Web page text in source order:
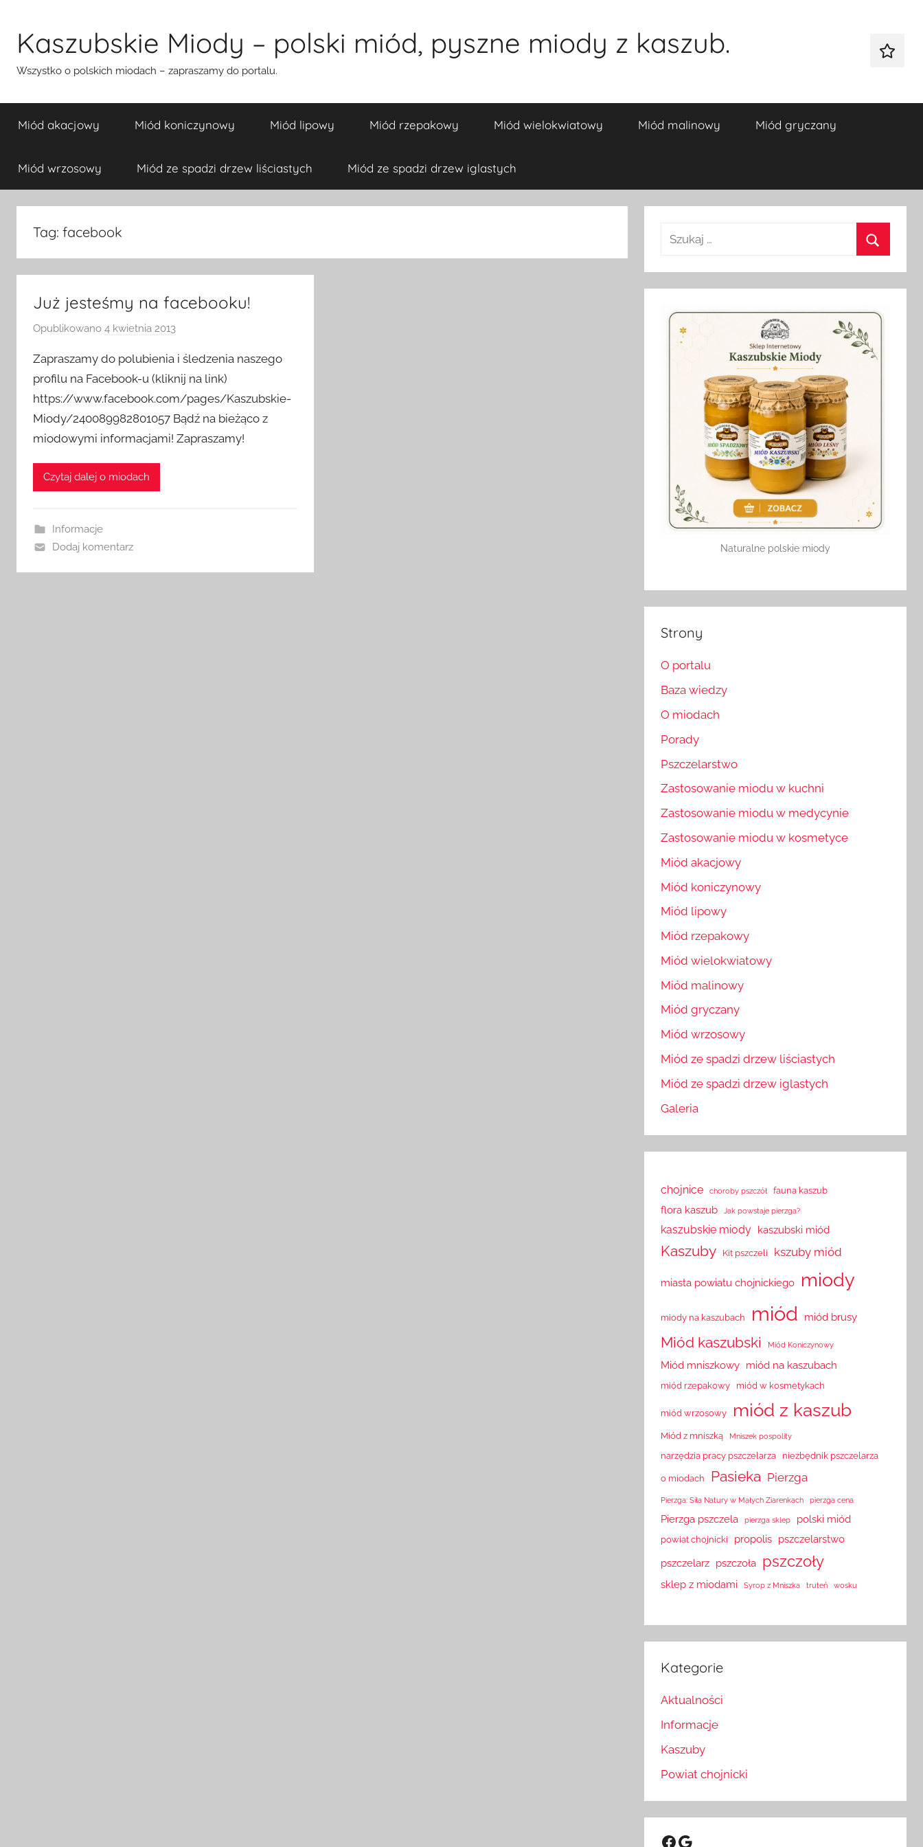
treściKaszubskie Miody – polski miód, pyszne miody z kaszub.
Wszystko o polskich miodach – zapraszamy do portalu.
Galeria
Miód akacjowy Miód koniczynowy Miód lipowy Miód rzepakowy Miód wielokwiatowy Miód malinowy Miód gryczany
Miód wrzosowy Miód ze spadzi drzew liściastych Miód ze spadzi drzew iglastych
Tag: facebook
Już jesteśmy na facebooku!
Opublikowano 4 kwietnia 2013
z
e
z
a
d
Zapraszamy do polubienia i śledzenia naszego
profilu na Facebook-u (kliknij na link)
https://www.facebook.com/pages/Kaszubskie-
Miody/240089982801057 Bądź na bieżąco z
miodowymi informacjami! Zapraszamy!
Czytaj dalej o miodach
Informacje
Dodaj komentarz
Szukaj:
Naturalne polskie miody
Strony
O portalu
Baza wiedzy
O miodach
Porady
Pszczelarstwo
Zastosowanie miodu w kuchni
Zastosowanie miodu w medycynie
Zastosowanie miodu w kosmetyce
Miód akacjowy
Miód koniczynowy
Miód lipowy
Miód rzepakowy
Miód wielokwiatowy
Miód malinowy
Miód gryczany
Miód wrzosowy
Miód ze spadzi drzew liściastych
Miód ze spadzi drzew iglastych
Galeria
chojnice choroby pszczół fauna kaszub
flora kaszub Jak powstaje pierzga?
kaszubskie miody kaszubski miód
Kaszuby Kit pszczeli kszuby miód
miasta powiatu chojnickiego miody
miody na kaszubach miód miód brusy
Miód kaszubski Miód Koniczynowy
Miód mniszkowy miód na kaszubach
miód rzepakowy miód w kosmetykach
miód wrzosowy miód z kaszub
Miód z mniszką Mniszek pospolity
narzędzia pracy pszczelarza niezbędnik pszczelarza
o miodach Pasieka Pierzga
Pierzga: Siła Natury w Małych Ziarenkach pierzga cena
Pierzga pszczela pierzga sklep polski miód
powiat chojnicki propolis pszczelarstwo
pszczelarz pszczoła pszczoły
sklep z miodami Syrop z Mniszka truteń wosku
Kategorie
Aktualności
Informacje
Kaszuby
Powiat chojnicki
Facebook
Google